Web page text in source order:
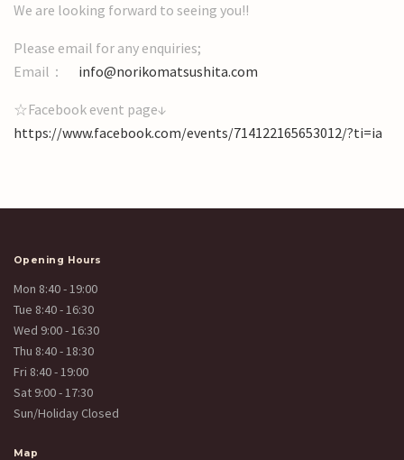
We are looking forward to seeing you!!
Please email for any enquiries;
Email： info@norikomatsushita.com
☆Facebook event page↓
https://www.facebook.com/events/714122165653012/?ti=ia
Opening Hours
Mon 8:40 - 19:00
Tue 8:40 - 16:30
Wed 9:00 - 16:30
Thu 8:40 - 18:30
Fri 8:40 - 19:00
Sat 9:00 - 17:30
Sun/Holiday Closed
Map